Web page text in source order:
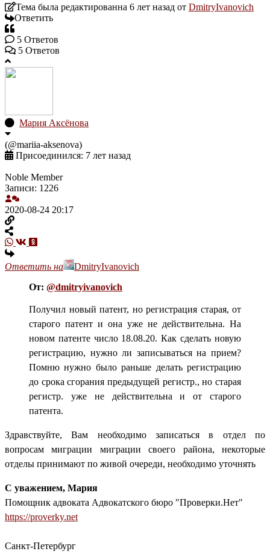
Тема была редактированна 6 лет назад от DmitryIvanovich
Ответить
5 Ответов
5 Ответов
Мария Аксёнова
(@mariia-aksenova)
Присоединился: 7 лет назад
Noble Member
Записи: 1226
2020-08-24 20:17
Ответить на
DmitryIvanovich
От: @dmitryivanovich
Получил новый патент, но регистрация старая, от
старого патент и она уже не действительна. На
новом патенте число 18.08.20. Как сделать новую
регистрацию, нужно ли записываться на прием?
Помню нужно было раньше делать регистрацию
до срока сгорания предыдущей регистр., но старая
регистр. уже не действительна и от старого
патента.
Здравствуйте, Вам необходимо записаться в отдел по
вопросам миграции миграции своего района, некоторые
отделы принимают по живой очереди, необходимо уточнять
С уважением, Мария
Помощник адвоката Адвокатского бюро "Проверки.Нет"
https://proverky.net
Санкт-Петербург